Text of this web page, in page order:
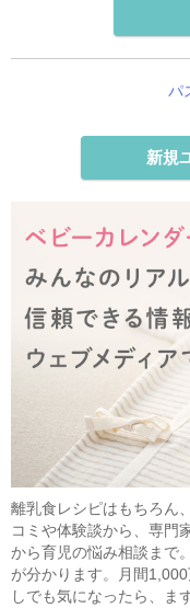
パ
新規
離乳食レシピはもちろん
コミや体験談から、専門
から育児の悩み相談まで
が分かります。月間
しでも気になったら、ま